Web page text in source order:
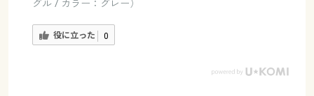
グル / カラー：グレー）
役に立った 0